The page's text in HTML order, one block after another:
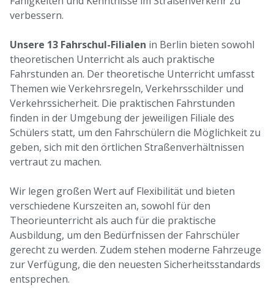
verbessern.
Unsere 13 Fahrschul-Filialen in Berlin bieten sowohl
theoretischen Unterricht als auch praktische
Fahrstunden an. Der theoretische Unterricht umfasst
Themen wie Verkehrsregeln, Verkehrsschilder und
Verkehrssicherheit. Die praktischen Fahrstunden
finden in der Umgebung der jeweiligen Filiale des
Schülers statt, um den Fahrschülern die Möglichkeit zu
geben, sich mit den örtlichen Straßenverhältnissen
vertraut zu machen.
Wir legen großen Wert auf Flexibilität und bieten
verschiedene Kurszeiten an, sowohl für den
Theorieunterricht als auch für die praktische
Ausbildung, um den Bedürfnissen der Fahrschüler
gerecht zu werden. Zudem stehen moderne Fahrzeuge
zur Verfügung, die den neuesten Sicherheitsstandards
entsprechen.